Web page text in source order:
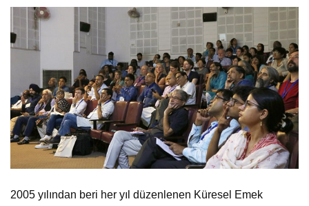
2005 yılından beri her yıl düzenlenen Küresel Emek